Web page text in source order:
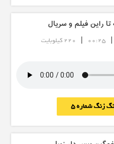
راین فیلم و سریال
|
00:25
| 220 کیلوبایت
زنگ شماره 5